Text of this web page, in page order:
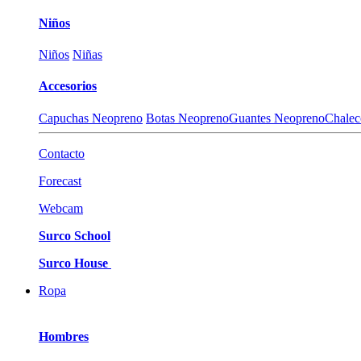
Niños
Niños Niñas
Accesorios
Capuchas Neopreno Botas NeoprenoGuantes Neopreno
Contacto
Forecast
Webcam
Surco School
Surco House
Ropa
Hombres